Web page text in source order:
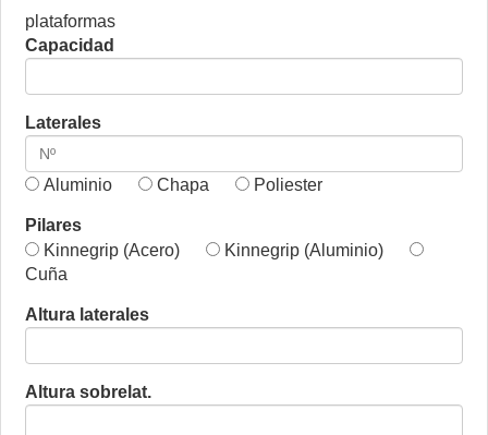
plataformas
Capacidad
Laterales
Aluminio Chapa Poliester
Pilares
Kinnegrip (Acero)
Kinnegrip (Aluminio)
Cuña
Altura laterales
Altura sobrelat.